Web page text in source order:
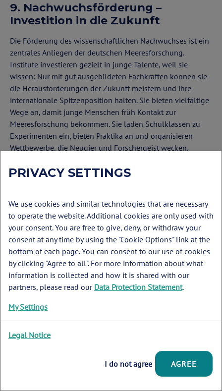
9. Nachwuchsförderung –
Investition in die Zukunft
Die Förderung des wissenschaftlichen Nachwuchses ist ein
zentrales Anliegen der deutschen Meeresforschung.
Institute investieren gezielt in junge Talente, weil sie
wissen: Nur mit gut ausgebildeten Fachkräften können sie
die Herausforderungen der Zukunft meistern und ihre
internationale Spitzenposition halten. Sie bieten vielfältige
Wege an, damit junge Menschen früh Kontakt zur
Meeresforschung bekommen. Sie laden Schulklassen zu
Experimenten ein, bieten Praktika an und organisieren
Wettbewerbe, die Neugier und Forschergeist wecken.
sie Themen rund um die Küsten, Meere und Ozeane
Studierende profitieren von modernen, interdisziplinären
Studiengängen, die naturwissenschaftliche Grundlagen mit
aktuellen Methoden der Meeresforschung verbinden. So
gibt es Angebote, die eine forschungsnahe Ausbildung in
(marinen) Umweltwissenschaften bieten und Studierenden
ermöglichen, praktische Erfahrungen zu sammeln und mit
moderner Technik zu arbeiten. Doktorand:innen finden
ausgezeichnete Bedingungen vor, etwa durch
gezielt fördern und auf eine Karriere in Wissenschaft,
Wirtschaft oder Verwaltung vorbereiten. Viele Institute
binden junge Forschende aktiv in internationale Projekte
setzen dabei auf Teamarbeit, Mentoring und die
Vermittlung von Schlüsselkompetenzen wie
PRIVACY SETTINGS
We use cookies and similar technologies that are necessary
to operate the website. Additional cookies are only used with
your consent. You are free to give, deny, or withdraw your
consent at any time by using the "Cookie Options" link at the
bottom of each page. You can consent to our use of cookies
by clicking "Agree to all". For more information about what
information is collected and how it is shared with our
partners, please read our Data Protection Statement.
My Settings
Legal Notice
I do not agree AGREE